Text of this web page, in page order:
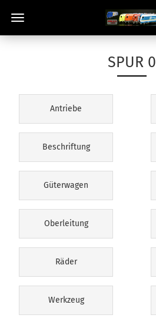
SPUR 0
Antriebe
Beschriftung
Güterwagen
Oberleitung
Räder
Werkzeug